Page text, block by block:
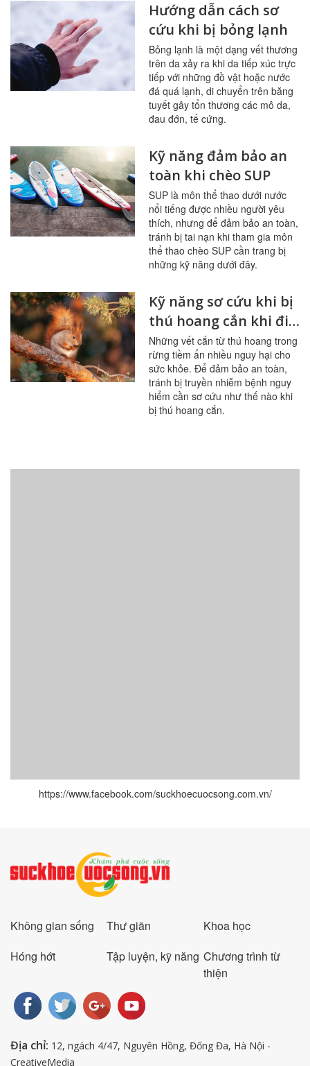
Hướng dẫn cách sơ
cứu khi bị bỏng lạnh
Bỏng lạnh là một dạng vết thương
trên da xảy ra khi da tiếp xúc trực
tiếp với những đồ vật hoặc nước
đá quá lạnh, di chuyển trên băng
tuyết gây tổn thương các mô da,
đau đớn, tế cứng.
Kỹ năng đảm bảo an
toàn khi chèo SUP
SUP là môn thể thao dưới nước
nổi tiếng được nhiều người yêu
thích, nhưng để đảm bảo an toàn,
tránh bị tai nạn khi tham gia môn
thể thao chèo SUP cần trang bị
những kỹ năng dưới đây.
Kỹ năng sơ cứu khi bị
thú hoang cắn khi đi
rừng
Những vết cắn từ thú hoang trong
rừng tiềm ẩn nhiều nguy hại cho
sức khỏe. Để đảm bảo an toàn,
tránh bị truyền nhiễm bệnh nguy
hiểm cần sơ cứu như thế nào khi
bị thú hoang cắn.
https://www.facebook.com/suckhoecuocsong.com.vn/
Không gian sống Thư giãn
Khoa học
Hóng hớt
Tập luyện, kỹ năng Chương trình từ
thiện
Địa chỉ: 12, ngách 4/47, Nguyên Hồng, Đống Đa, Hà Nội -
CreativeMedia